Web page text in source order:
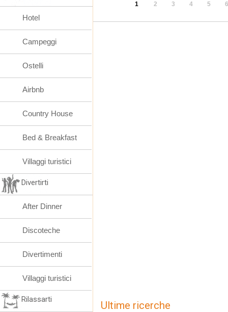
1 2 3 4 5 6
Ultime ricerche
Hotel
Campeggi
Ostelli
Airbnb
Country House
Bed & Breakfast
Villaggi turistici
Divertirti
After Dinner
Discoteche
Divertimenti
Villaggi turistici
Rilassarti